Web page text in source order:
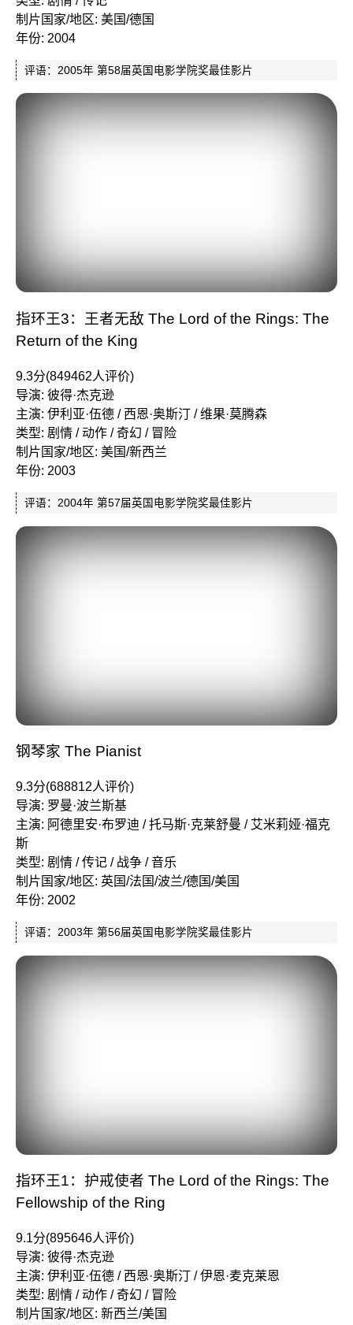
制片国家/地区: 美国/德国
年份: 2004
评语：2005年 第58届英国电影学院奖最佳影片
指环王3：王者无敌 The Lord of the Rings: The
Return of the King
9.3分(849462人评价)
导演: 彼得·杰克逊
主演: 伊利亚·伍德 / 西恩·奥斯汀 / 维果·莫腾森
类型: 剧情 / 动作 / 奇幻 / 冒险
制片国家/地区: 美国/新西兰
年份: 2003
评语：2004年 第57届英国电影学院奖最佳影片
钢琴家 The Pianist
9.3分(688812人评价)
导演: 罗曼·波兰斯基
主演: 阿德里安·布罗迪 / 托马斯·克莱舒曼 / 艾米莉娅·福克
斯
类型: 剧情 / 传记 / 战争 / 音乐
制片国家/地区: 英国/法国/波兰/德国/美国
年份: 2002
评语：2003年 第56届英国电影学院奖最佳影片
指环王1：护戒使者 The Lord of the Rings: The
Fellowship of the Ring
9.1分(895646人评价)
导演: 彼得·杰克逊
主演: 伊利亚·伍德 / 西恩·奥斯汀 / 伊恩·麦克莱恩
类型: 剧情 / 动作 / 奇幻 / 冒险
制片国家/地区: 新西兰/美国